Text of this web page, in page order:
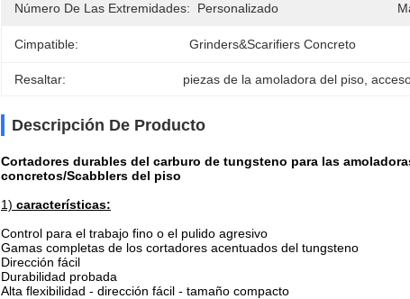
Número De Las Extremidades: Personalizado
Cimpatible: Grinders&Scarifiers Concreto
Resaltar: piezas de la amoladora del piso ,
Descripción De Producto
Cortadores durables del carburo de tungsteno para las
concretos/Scabblers del piso
1) características:
Control para el trabajo fino o el pulido agresivo
Gamas completas de los cortadores acentuados del tungsteno
Dirección fácil
Durabilidad probada
Alta flexibilidad - dirección fácil - tamaño compacto